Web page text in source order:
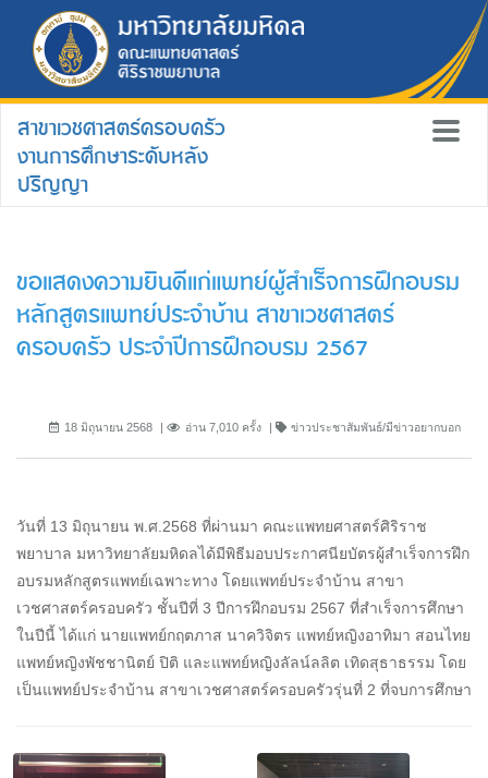
สาขาเวชศาสตร์ครอบครัว
งานการศึกษาระดับหลัง
ปริญญา
ขอแสดงความยินดีแก่แพทย์ผู้สำเร็จการฝึกอบรม
หลักสูตรแพทย์ประจำบ้าน สาขาเวชศาสตร์
ครอบครัว ประจำปีการฝึกอบรม 2567
18 มิถุนายน 2568 อ่าน 7,010 ครั้ง ข่าวประชาสัมพันธ์/มีข่าวอยากบอก
วันที่ 13 มิถุนายน พ.ศ.2568 ที่ผ่านมา คณะแพทยศาสตร์ศิริราช
พยาบาล มหาวิทยาลัยมหิดลได้มีพิธีมอบประกาศนียบัตรผู้สำเร็จการฝึก
อบรมหลักสูตรแพทย์เฉพาะทาง โดยแพทย์ประจำบ้าน สาขา
เวชศาสตร์ครอบครัว ชั้นปีที่ 3 ปีการฝึกอบรม 2567 ที่สำเร็จการศึกษา
ในปีนี้ ได้แก่ นายแพทย์กฤตภาส นาควิจิตร แพทย์หญิงอาทิมา สอนไทย
แพทย์หญิงพัชชานิตย์ ปิติ และแพทย์หญิงลัลน์ลลิต เทิดสุธาธรรม โดย
เป็นแพทย์ประจำบ้าน สาขาเวชศาสตร์ครอบครัวรุ่นที่ 2 ที่จบการศึกษา